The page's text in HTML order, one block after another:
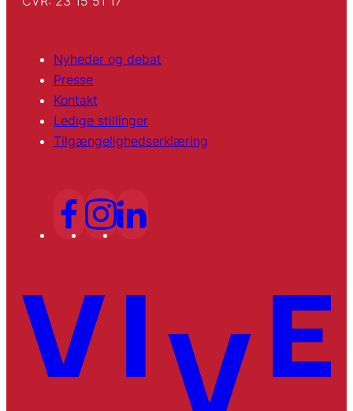
Nyheder og debat
Presse
Kontakt
Ledige stillinger
Tilgængelighedserklæring